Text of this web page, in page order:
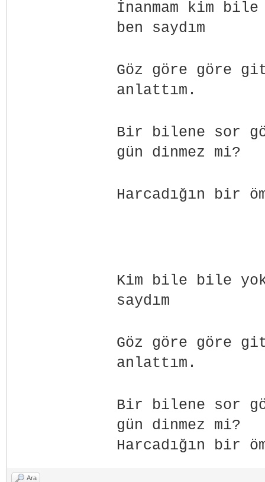
İnanmam kim
ben saydım
Göz göre göre
anlattım.
Bir bilene sor
gün dinmez mi?
Harcadığın bir
Kim bile bile
saydım
Göz göre göre
anlattım.
Bir bilene sor
gün dinmez mi?
Harcadığın bir
Ara